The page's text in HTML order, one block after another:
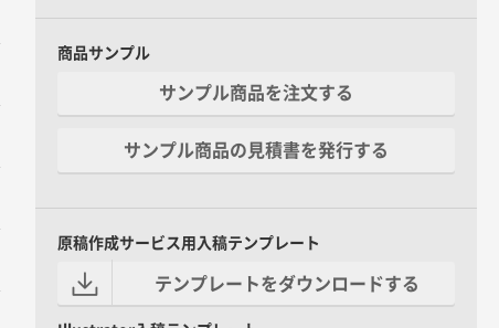
商品サンプル
サンプル商品を注文する
サンプル商品の見積書を発行する
原稿作成サービス用入稿テンプレート
テンプレートをダウンロードする